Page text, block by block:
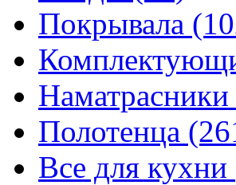
Покрывала
Наматрасники
Полотенца
Все для кухни